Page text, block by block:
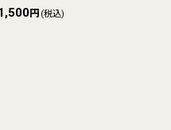
円 (税込)